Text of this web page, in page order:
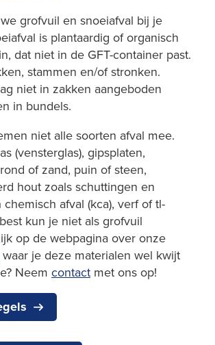
grofvuil en snoeiafval bij je
is plantaardig of organisch
dat niet in de GFT-container past.
stammen en/of stronken.
niet in zakken aangeboden
in bundels.
niet alle soorten afval mee.
(vensterglas), gipsplaten,
of zand, puin of steen,
hout zoals schuttingen en
afval (kca), verf of tl-
kun je niet als grofvuil
op de webpagina over onze
waar je deze materialen wel kwijt
Neem contact met ons op!